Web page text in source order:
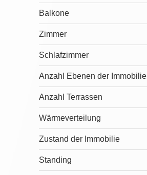
Balkone
Zimmer
Schlafzimmer
Anzahl Ebenen der Immobilie
Anzahl Terrassen
Wärmeverteilung
Zustand der Immobilie
Standing